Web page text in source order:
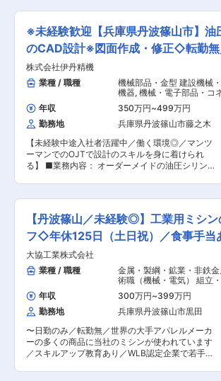
ます。 ■入社後の流れ： カリキュラムで製品等
の知識を身に着けていただき、機械の使い方など
はマンツーマンで実際に見ていただきながら教育
をさせて頂きます。 1人前になるには2〜3年ほど
かかります。入社後すぐは先輩社員との差を感じ
られるかもしれませんが、皆さん未経験からご活
躍されておりますので、ご安心ください。 業務に
慣れれば、１つの業務（溶接、検査など）を極め
ていただけることもできますし、異なる業務に挑
戦していただくことも可能です（営業や品質管理
など）。 ■働く環境： 全工場にエアコンが設置
されております。それに加えて、空調服を着て作
業していただけるため、快適な環境のもと作業に
て： 油圧シリンダの専業メーカーとして製品開
発、設計、製造・販売を行っています。1年で10
製造しています。手に持てるサイズが多く、
5~7Kgくらいのものの割合が多いです。 変更の範
囲：会社の定める業務
及び施工等を手掛ける当社にて、測量業務をお任
せいたします。 ▼具体的には下記業務をお任せし
ます ・用地測量 ・工事測量 ・基本測量 ■はたら
き方： ・対象地域は近畿一円です。（兵庫県、大
阪府、滋賀県など） ・移動のため、社用車（軽乗
用車）の運転がございます。 ・基本的に夜勤や休
日出勤はございません。 ■組織構成： 配属とな
る測量チームには30人在籍しており、20代〜60
代まで幅広い方が活躍しています。当社は中途入
社者が多数在籍しておりますので、入社後も安心
して就業可能です。 ■就業環境： ・基本的に関
東メインでの業務で出張がございますが、泊りが
けの出張は無く、日帰りでの対応となります。 ・
定時退社している方が多く、残業は月平均10〜
20時間程度で基本的に時間内での業務に努めてお
ります。 ・年間休日125日、完全週休二日制で土
創業5年のフレッシュな会社で エリアの土木工事
に関わっています。本社は丹波篠山市ですが、神
戸・大阪・東京に事務所があり、東京から九州ま
で、日本の西半分の幅広い ・土木工事に関わるこ
となら、測量から設計、工事施工、登記にいたる
まで、ワンストップですべてを行う技術力を強み
に、事業を展開しております。 変更の範囲：会社
の定める業務
※未経験歓迎【兵庫県丹波篠山市】油
のCAD設計※図面作成・修正◇転勤
株式会社伊丹精機
業種 / 職種
機械部品・金型 建設機械
機器, 機械・電子部品・コ
機械・産業機械・ロボット
年収 350万円~499万円
勤務地
兵庫県丹波篠山市藤之木
【未経験中途入社者活躍中／働く環境◎／マンツ
ーマンでのOJTで設計のスキルを身に着けられ
る】 ■業務内容： オーダーメイドの油圧シリン
いて、図面を設計していただきます。 《油圧シリ
ンダとは》 人間でいういわば筋肉のような働きを
持つもので、小さな力を大きな力に変えることが
できる装置です。出力や速度の制御も簡単にで
き、遠隔操作も可能なため、大きな機械はもちろ
ん私たちの生活の様々な場面で身近にも使われて
います。 《顧客先》 物流機器・建設機械・農業
機械・医療機器等のメーカー様 フォークリフトや
納品トラックの開閉部分等にまつわる部品（油圧
シリンダ）を開発から製造・販売まで同社が行っ
ております。 ■組織構成： 3名（20代〜40代）
全員中途で入社された方です。 うち1名が設計未
経験の方です。（前職：数学の教師） 同社全体で
は50名ほど社員がおり、アットホームな雰囲気の
もと業務に取り組んでいただけます。 ■教育体
制： OJTという形で、マンツーマンで業務を通し
【丹波篠山／未経験◎】工業用ミシ
フ◇年休125日（土日祝）／食事手当
度◎
大協工業株式会社
業種 / 職種
金属・製綱・鉱業・非鉄
術職（機械・電気） 組立
職
年収 300万円~399万円
勤務地
兵庫県丹波篠山市黒田
〜日勤のみ／転勤無／世界の大手アパレルメーカ
ーの多くの商品に当社のミシンが使われています
／スキルアップ教育あり／WLB認定企業で若手教